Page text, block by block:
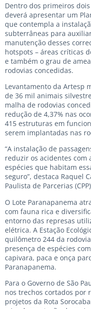
Dentro dos primeiros
deverá apresentar um
que contempla a
subterrâneas para
manutenção desses
hotspots – áreas críticas
e também o grau de
rodovias concedidas.
Levantamento da Artesp
de 36 mil animais
malha de rodovias
redução de 4,37% nas
415 estruturas em
serem implantadas nas
“A instalação de
reduzir os acidentes com
espécies que habitam
seguro”, destaca Raquel
Paulista de Parcerias
O Lote Paranapanema
com fauna rica e
entorno das represas
elétrica. A Estação
quilômetro 244 da
presença de espécies
capivara, paca e onça
Paranapanema.
Para o Governo de São
nos trechos cortados por
projetos da Rota